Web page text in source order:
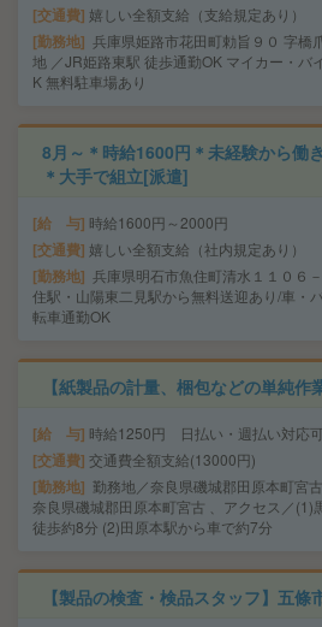
交通費 嬉しい全額支給（支給規定あり）
勤務地 兵庫県姫路市花田町勅旨９０ 字橋
地 ／JR姫路東駅 徒歩通勤OK マイカー・バ
K 無料駐車場あり
8月～＊時給1600円＊未経験から働
＊大手で組立[派遣]
給 与 時給1600円～2000円
交通費 嬉しい全額支給（社内規定あり）
勤務地 兵庫県明石市魚住町清水１１０６
住駅・山陽東二見駅から無料送迎あり/車・
転車通勤OK
【紙製品の計量、梱包などの単純作
給 与 時給1250円 日払い・週払い対応
交通費 交通費全額支給(13000円)
勤務地 勤務地／奈良県磯城郡田原本町宮
奈良県磯城郡田原本町宮古 、アクセス／(1)
徒歩約8分 (2)田原本駅から車で約7分
【製品の検査・検品スタッフ】五條